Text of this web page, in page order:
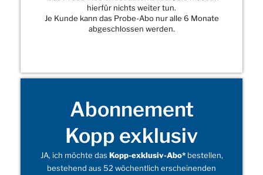
hierfür nichts weiter tun.
Je Kunde kann das Probe-Abo nur alle 6 Monate
abgeschlossen werden.
Abonnement
Kopp exklusiv
JA, ich möchte das Kopp-exklusiv-Abo*bestellen,
bestehend aus 52 wöchentlich erscheinenden